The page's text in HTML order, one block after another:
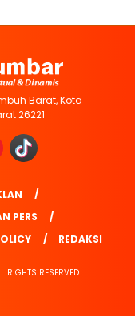
Barat, Kota
26221
PERS
REDAKSI
RESERVED